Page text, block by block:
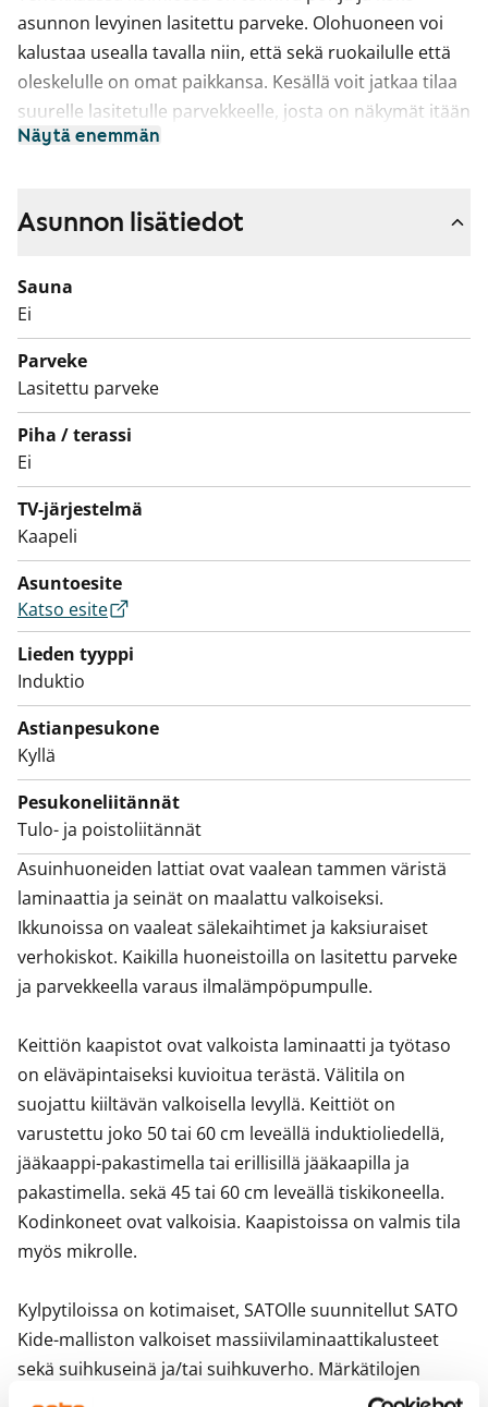
asunnon levyinen lasitettu parveke. Olohuoneen voi
kalustaa usealla tavalla niin, että sekä ruokailulle että
oleskelulle on omat paikkansa. Kesällä voit jatkaa tilaa
suurelle lasitetulle parvekkeelle, josta on näkymät itään
vehreälle sisäpihalle. Miltä maistuisi aamupala
Kodin vaaleat pintamateriaalit antavat neutraalin
vaalean tammensävyistä laminaattia ja seinät on
maalattu valkoisiksi. Ikkunoissa on sälekaihtimet ja
kaksikiskoiset verhotangot.
Raikkaassa keittiöissä on valkoiset kaapistot, ylä- ja
alakaappien välinen tila on vaaleaa kalustelevyä ja
tasot vaaleaa laminaattia tai rosteria. Myös varustelu
on kattava ja laadukas: induktiotaso, kalusteuuni,
liesikupu, astianpesukone ja jääkaappipakastin.
Mikroaaltouunillekin on tilavaraus. Tässä keittiössä on
ilo kokkailla perheelle ja ystäville.
Näppärässä kylpyhuoneessa on tilaa sekä
kylpyläelämyksille että pyykkikoneelle ja
kuivausrummulle. Pyykin lajittelua helpottaa kätevä
pyykkikomero. Kylpyhuoneen seinät ovat valkoista ja
lattia harmaata laattaa.
Tämä kolmio tarjoaa kaiken, mitä kodissa tarvitaan.
Olisiko tämä sinun uusi vuokrakotisi?
Näytä enemmän
Asunnon lisätiedot
Sauna
Ei
Parveke
Lasitettu parveke
Piha / terassi
Ei
TV-järjestelmä
Kaapeli
Asuntoesite
Katso esite
Lieden tyyppi
Induktio
Astianpesukone
Kyllä
Pesukoneliitännät
Tulo- ja poistoliitännät
Asuinhuoneiden lattiat ovat vaalean tammen väristä
laminaattia ja seinät on maalattu valkoiseksi.
Ikkunoissa on vaaleat sälekaihtimet ja kaksiuraiset
verhokiskot. Kaikilla huoneistoilla on lasitettu parveke
ja parvekkeella varaus ilmalämpöpumpulle.
Keittiön kaapistot ovat valkoista laminaatti ja työtaso
on eläväpintaiseksi kuvioitua terästä. Välitila on
suojattu kiiltävän valkoisella levyllä. Keittiöt on
varustettu joko 50 tai 60 cm leveällä induktioliedellä,
jääkaappi-pakastimella tai erillisillä jääkaapilla ja
pakastimella. sekä 45 tai 60 cm leveällä tiskikoneella.
Kodinkoneet ovat valkoisia. Kaapistoissa on valmis tila
myös mikrolle.
Kylpytiloissa on kotimaiset, SATOlle suunnitellut SATO
Kide-malliston valkoiset massiivilaminaattikalusteet
sekä suihkuseinä ja/tai suihkuverho. Märkätilojen
seinissä on suuret, valkoiset keraamiset laatat,